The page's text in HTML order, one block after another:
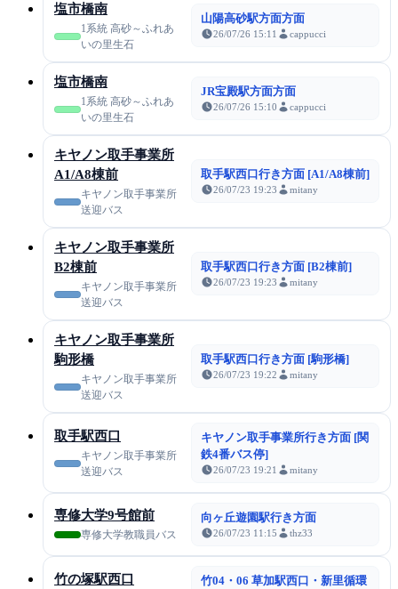
塩市橋南
1系統 高砂～ふれあ
いの里生石
山陽高砂駅方面方面
26/07/26 15:11 cappucci
塩市橋南
1系統 高砂～ふれあ
いの里生石
JR宝殿駅方面方面
26/07/26 15:10 cappucci
キヤノン取手事業所
A1/A8棟前
キヤノン取手事業所
送迎バス
取手駅西口行き方面 [A1/A8棟前]
26/07/23 19:23 mitany
キヤノン取手事業所
B2棟前
キヤノン取手事業所
送迎バス
取手駅西口行き方面 [B2棟前]
26/07/23 19:23 mitany
キヤノン取手事業所
駒形橋
キヤノン取手事業所
送迎バス
取手駅西口行き方面 [駒形橋]
26/07/23 19:22 mitany
取手駅西口
キヤノン取手事業所
送迎バス
キヤノン取手事業所行き方面 [関
鉄4番バス停]
26/07/23 19:21 mitany
専修大学9号館前
専修大学教職員バス
向ヶ丘遊園駅行き方面
26/07/23 11:15 thz33
竹の塚駅西口
竹04・06 草加駅西口・新里循環